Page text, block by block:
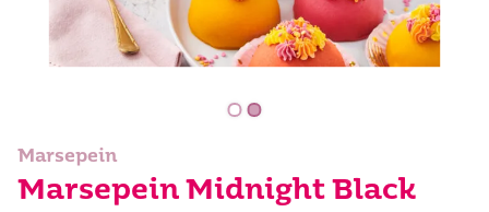
Marsepein
Marsepein Midnight Black